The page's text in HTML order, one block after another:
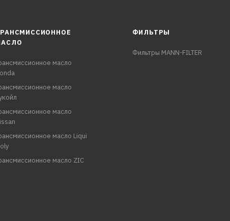
масло
масло
масло
масло Liqui
масло ZIC
ФИЛЬТРЫ
Фильтры MANN-FILTER